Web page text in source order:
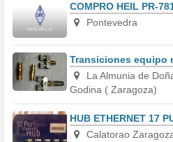
COMPRO HEIL PR-
Pontevedra
Transiciones equipo
La Almunia de
Godina ( Zaragoza)
HUB ETHERNET 17
Calatorao